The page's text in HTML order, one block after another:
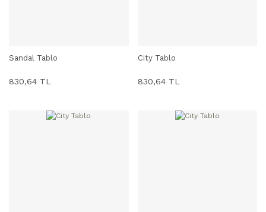
SEPETE EKLE
Sandal Tablo
830,64 TL
SEPETE EKLE
City Tablo
830,64 TL